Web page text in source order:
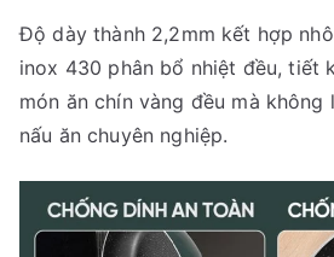
Độ dày thành 2,2mm kết hợp
inox 430 phân bổ nhiệt đều, tiết
món ăn chín vàng đều mà
nấu ăn chuyên nghiệp.